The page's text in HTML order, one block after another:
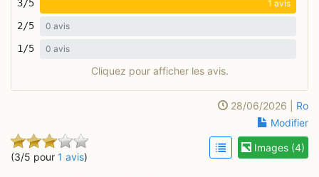
3/5 1 avis
2/5 0 avis
1/5 0 avis
Cliquez pour afficher les avis.
28/06/2026 | Ro
Modifier
(3/5 pour 1 avis)
Images (4)